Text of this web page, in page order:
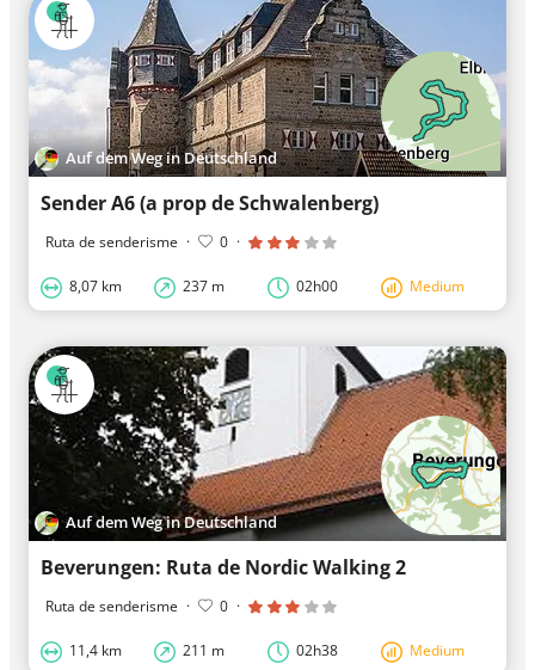
Auf dem Weg in Deutschland
Sender A6 (a prop de Schwalenberg)
Ruta de senderisme · 0 ·
8,07 km 237 m 02h00 Medium
Auf dem Weg in Deutschland
Beverungen: Ruta de Nordic Walking 2
Ruta de senderisme · 0 ·
11,4 km 211 m 02h38 Medium